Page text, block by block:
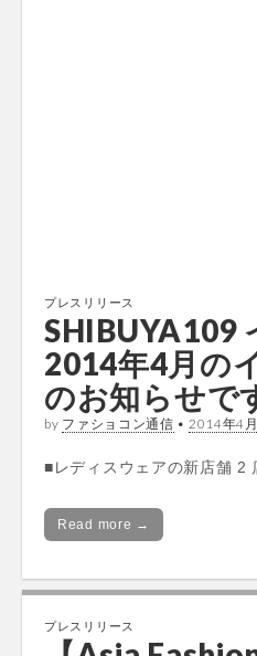
プレスリリース
SHIBUYA109
2014年4月の
のお知らせで
by ファショコン通信 • 2014年4
■レディスウェアの新店舗 2
Read more →
プレスリリース